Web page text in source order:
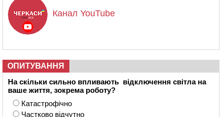
Канал YouTube
ОПИТУВАННЯ
На скільки сильно впливають відключення світла на
ваше життя, зокрема роботу?
Катастрофічно
Частково відчутно